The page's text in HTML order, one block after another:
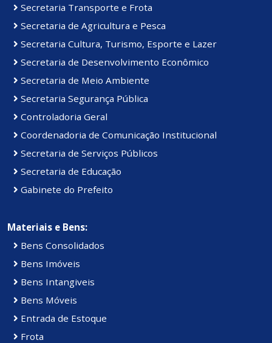
Secretaria Transporte e Frota
Secretaria de Agricultura e Pesca
Secretaria Cultura, Turismo, Esporte e Lazer
Secretaria de Desenvolvimento Econômico
Secretaria de Meio Ambiente
Secretaria Segurança Pública
Controladoria Geral
Coordenadoria de Comunicação Institucional
Secretaria de Serviços Públicos
Secretaria de Educação
Gabinete do Prefeito
Materiais e Bens:
Bens Consolidados
Bens Imóveis
Bens Intangiveis
Bens Móveis
Entrada de Estoque
Frota